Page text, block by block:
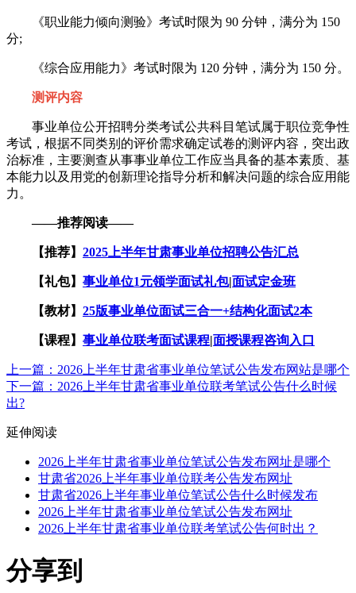
《职业能力倾向测验》考试时限为 90 分钟，满分为 150
分;
《综合应用能力》考试时限为 120 分钟，满分为 150 分。
测评内容
事业单位公开招聘分类考试公共科目笔试属于职位竞争性
考试，根据不同类别的评价需求确定试卷的测评内容，突出政
治标准，主要测查从事事业单位工作应当具备的基本素质、基
本能力以及用党的创新理论指导分析和解决问题的综合应用能
力。
——推荐阅读——
【推荐】 2025上半年甘肃事业单位招聘公告汇总
【礼包】 事业单位1元领学面试礼包|面试定金班
【教材】 25版事业单位面试三合一+结构化面试2本
【课程】 事业单位联考面试课程|面授课程咨询入口
上一篇：2026上半年甘肃省事业单位笔试公告发布网站是哪个
下一篇：2026上半年甘肃省事业单位联考笔试公告什么时候
出?
延伸阅读
2026上半年甘肃省事业单位笔试公告发布网址是哪个
甘肃省2026上半年事业单位联考公告发布网址
甘肃省2026上半年事业单位笔试公告什么时候发布
2026上半年甘肃省事业单位笔试公告发布网址
2026上半年甘肃省事业单位联考笔试公告何时出？
分享到